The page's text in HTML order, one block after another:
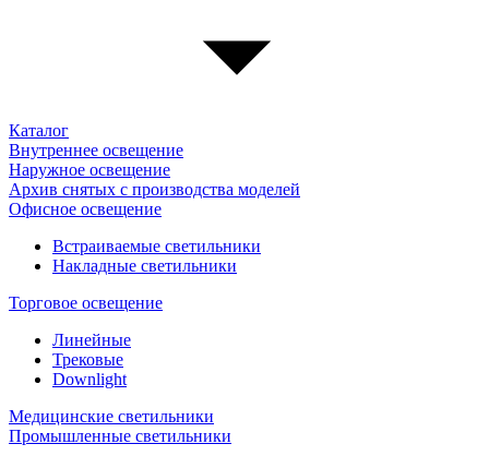
Каталог
Внутреннее освещение
Наружное освещение
Архив снятых с производства моделей
Офисное освещение
Встраиваемые светильники
Накладные светильники
Торговое освещение
Линейные
Трековые
Downlight
Медицинские светильники
Промышленные светильники